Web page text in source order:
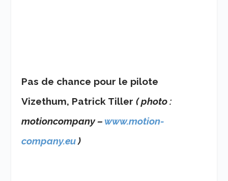
Pas de chance pour le pilote
Vizethum, Patrick Tiller ( photo :
motioncompany – www.motion-
company.eu)